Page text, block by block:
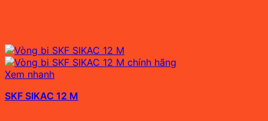
Xem nhanh
SKF SIKAC 12 M